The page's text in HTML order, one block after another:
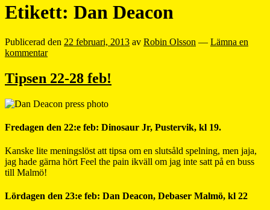
Etikett: Dan Deacon
Publicerad den 22 februari, 2013 av Robin Olsson — Lämna en
kommentar
Tipsen 22-28 feb!
Fredagen den 22:e feb: Dinosaur Jr, Pustervik, kl 19.
Kanske lite meningslöst att tipsa om en slutsåld spelning, men jaja,
jag hade gärna hört Feel the pain ikväll om jag inte satt på en buss
till Malmö!
Lördagen den 23:e feb: Dan Deacon, Debaser Malmö, kl 22